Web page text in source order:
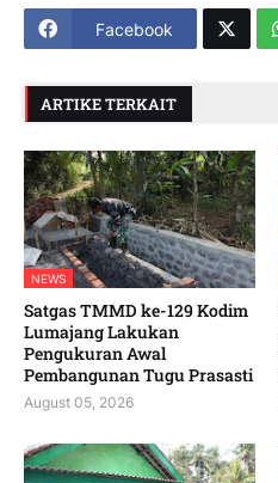
Facebook
ARTIKE TERKAIT
NEWS
Satgas TMMD ke-129 Kodim
Lumajang Lakukan
Pengukuran Awal
Pembangunan Tugu Prasasti
August 05, 2026